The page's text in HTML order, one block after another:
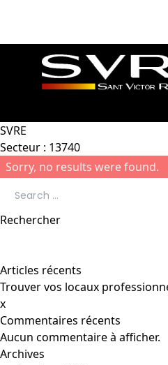
Aller au contenu
SVRE
Secteur : 13740
Sorry, no results were found.
Rechercher
Articles récents
Trouver vos locaux
x
Commentaires récents
Aucun commentaire à afficher.
Archives